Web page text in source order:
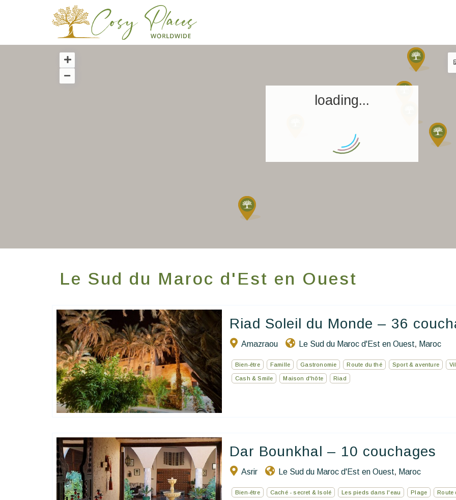
Accueil
Réserver un séjour
Nos adresses dans le monde
Les séjours à thème
Santé et sécurité
Ecrivez-nous
loading...
Le Sud du Maroc d'Est en Ouest
Riad Soleil du Monde – 36
Amazraou Le Sud du Maroc d'Est en Ouest, Maroc
Bien-être Famille Gastronomie Route du thé Sport & aventure
Cash & Smile Maison d'hôte Riad
Dar Bounkhal – 10 couchages
Asrir Le Sud du Maroc d'Est en Ouest, Maroc
Bien-être Caché - secret & Isolé Les pieds dans l'eau Plage Route